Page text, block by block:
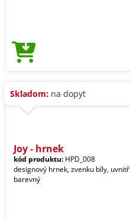
Skladom: na dopyt
Joy - hrnek
kód produktu: HPD_008
designový hrnek, zvenku bíly, uvnitř
barevný